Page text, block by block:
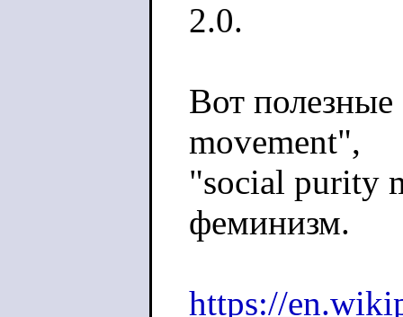
2.0.
Вот
movement",
"social purity
феминизм.
https://